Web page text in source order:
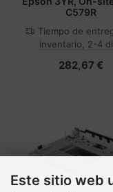
C579R
Tiempo de
inventario, 2-4
282,67 €
Este sitio web